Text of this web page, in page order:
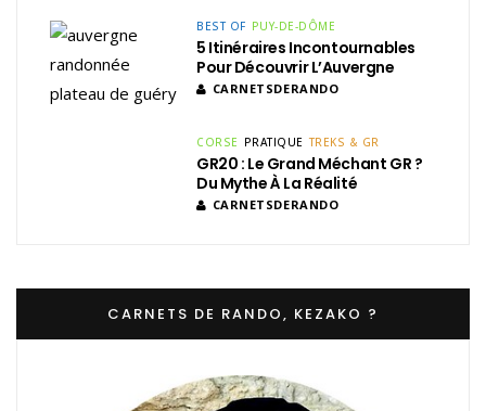
BEST OF PUY-DE-DÔME
5 Itinéraires Incontournables
Pour Découvrir L’Auvergne
CARNETSDERANDO
CORSE PRATIQUE TREKS & GR
GR20 : Le Grand Méchant GR ?
Du Mythe À La Réalité
CARNETSDERANDO
CARNETS DE RANDO, KEZAKO ?